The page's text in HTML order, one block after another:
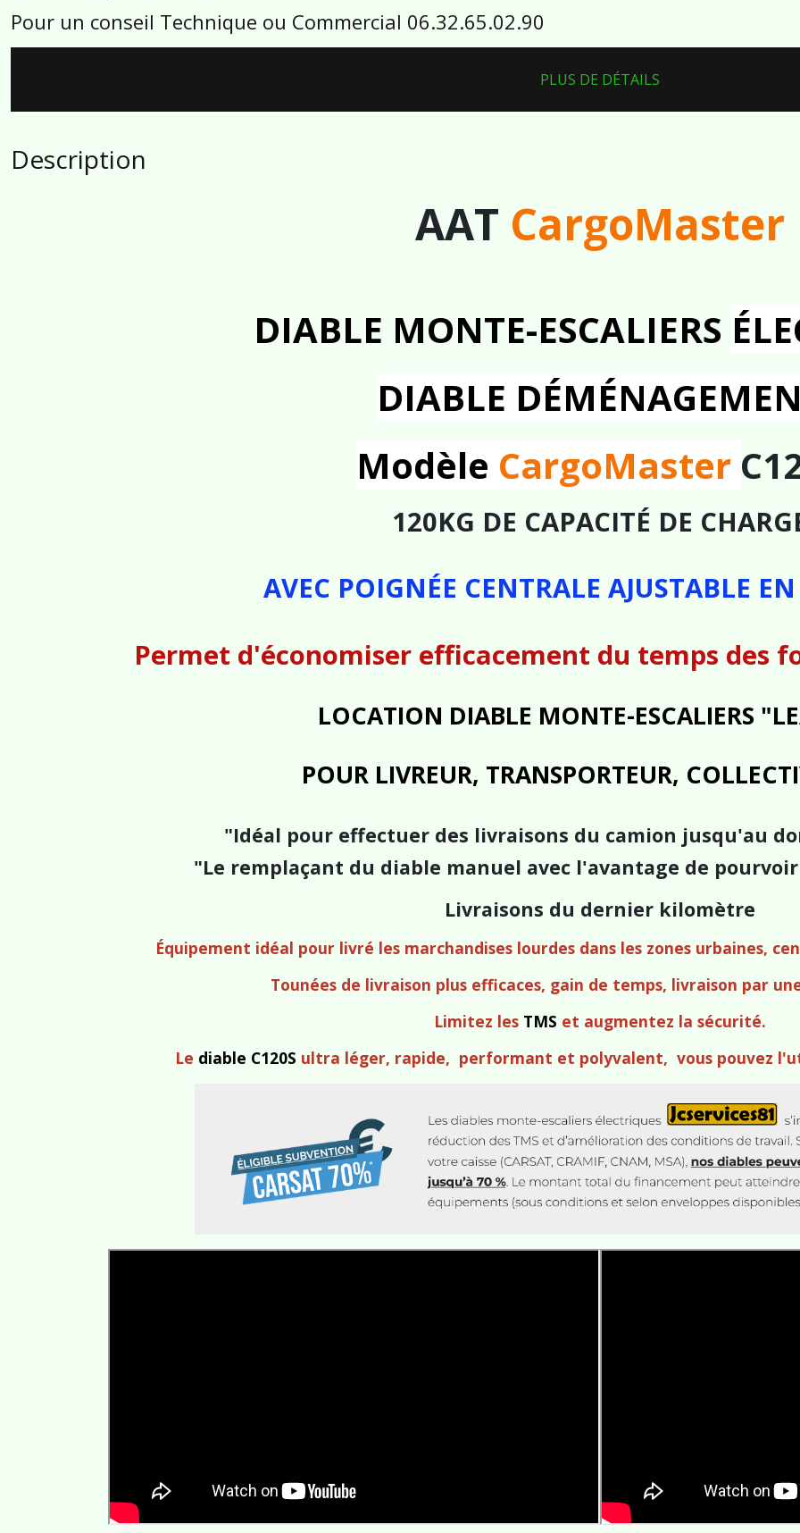
Pour un conseil Technique ou Commercial 06.32.65.02.90
PLUS DE DÉTAILS
Description
AAT CargoMaster
DIABLE MONTE-ESCALIERS
DIABLE
Modèle CargoMaster
120KG DE CAPACITÉ DE
AVEC POIGNÉE CENTRALE AJUSTABLE
Permet d'économiser efficacement du temps des
LOCATION DIABLE MONTE-ESCALIERS
POUR LIVREUR, TRANSPORTEUR,
"Idéal pour effectuer des livraisons du camion jusqu'au
"Le remplaçant du diable manuel avec l'avantage de
Livraisons du dernier kilomètre
Équipement idéal pour livré les marchandises lourdes dans les zones urbaines,
Tounées de livraison plus efficaces, gain de temps, livraison par
Limitez les TMS et augmentez la sécurité.
Le diable C120S ultra léger, rapide, performant et polyvalent, vous pouvez